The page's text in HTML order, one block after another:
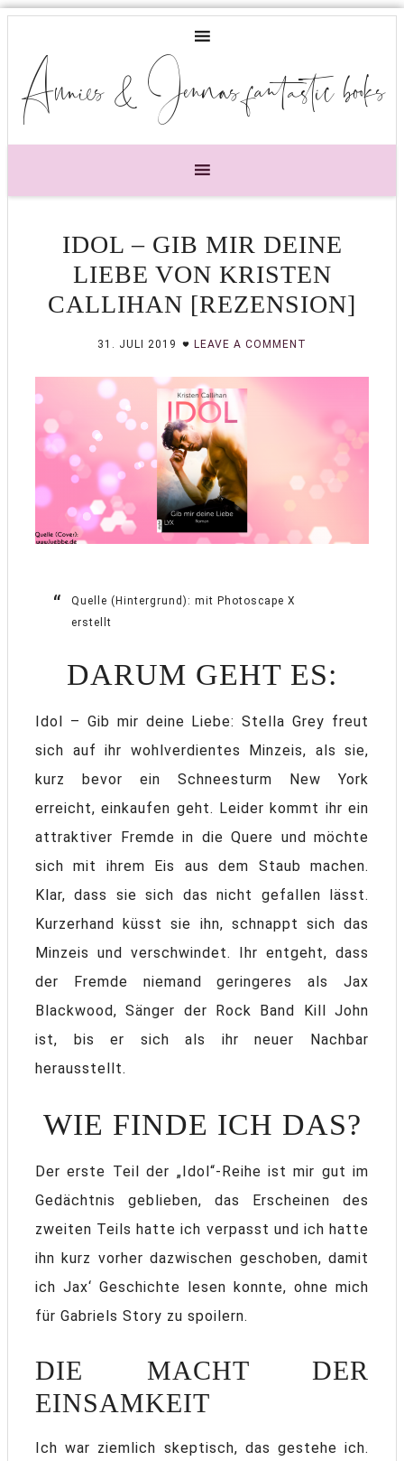
Annies & Jennas fantastic books
IDOL – GIB MIR DEINE
LIEBE VON KRISTEN
CALLIHAN [REZENSION]
31. JULI 2019 LEAVE A COMMENT
Quelle (Hintergrund): mit Photoscape X
erstellt
DARUM GEHT ES:
Idol – Gib mir deine Liebe: Stella Grey freut
sich auf ihr wohlverdientes Minzeis, als sie,
kurz bevor ein Schneesturm New York
erreicht, einkaufen geht. Leider kommt ihr ein
attraktiver Fremde in die Quere und möchte
sich mit ihrem Eis aus dem Staub machen.
Klar, dass sie sich das nicht gefallen lässt.
Kurzerhand küsst sie ihn, schnappt sich das
Minzeis und verschwindet. Ihr entgeht, dass
der Fremde niemand geringeres als Jax
Blackwood, Sänger der Rock Band Kill John
ist, bis er sich als ihr neuer Nachbar
herausstellt.
WIE FINDE ICH DAS?
Der erste Teil der „Idol“-Reihe ist mir gut im
Gedächtnis geblieben, das Erscheinen des
zweiten Teils hatte ich verpasst und ich hatte
ihn kurz vorher dazwischen geschoben, damit
ich Jax‘ Geschichte lesen konnte, ohne mich
für Gabriels Story zu spoilern.
DIE MACHT DER
EINSAMKEIT
Ich war ziemlich skeptisch, das gestehe ich.